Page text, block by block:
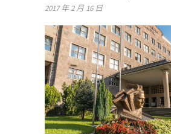
2017 年 2 月 16 日